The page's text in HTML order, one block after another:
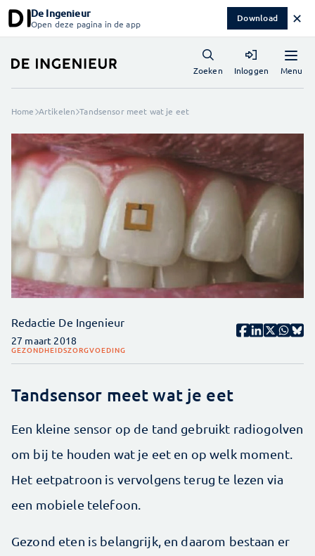
De Ingenieur
Open deze pagina in de app Download ✕
Menu
Zoeken Inloggen
Home Artikelen Tandsensor meet wat je eet
Redactie De Ingenieur
27 maart 2018
GEZONDHEIDSZORGVOEDING
Tandsensor meet wat je eet
Een kleine sensor op de tand gebruikt radiogolven
om bij te houden wat je eet en op welk moment.
Het eetpatroon is vervolgens terug te lezen via
een mobiele telefoon.
Gezond eten is belangrijk, en daarom bestaan er